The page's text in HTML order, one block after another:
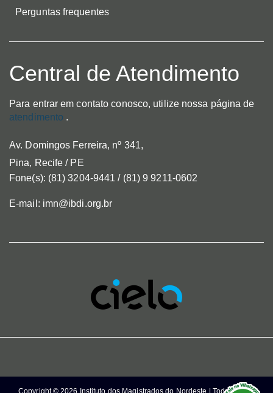
Perguntas frequentes
Central de Atendimento
Para entrar em contato conosco, utilize nossa página de
atendimento .
Av. Domingos Ferreira, nº 341,
Pina, Recife / PE
Fone(s): (81) 3204-9441 / (81) 9 9211-0602
E-mail: imn@ibdi.org.br